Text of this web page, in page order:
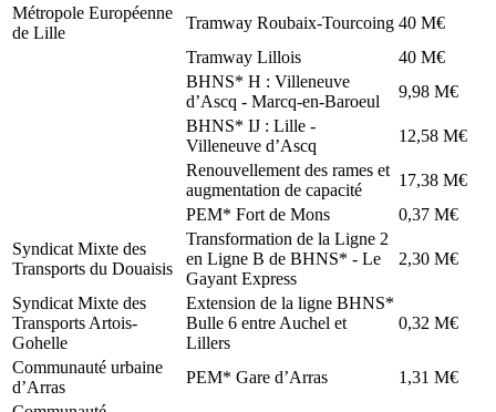
Métropole Européenne
de Lille
Tramway Roubaix-Tourcoing 40 M€
Tramway Lillois
40 M€
BHNS* H : Villeneuve
d’Ascq - Marcq-en-Baroeul
9,98 M€
BHNS* IJ : Lille -
Villeneuve d’Ascq
12,58 M€
Renouvellement des rames et
augmentation de capacité
17,38 M€
PEM* Fort de Mons
0,37 M€
Syndicat Mixte des
Transports du Douaisis
Transformation de la Ligne 2
en Ligne B de BHNS* - Le
Gayant Express
2,30 M€
Syndicat Mixte des
Transports Artois-
Gohelle
Extension de la ligne BHNS*
Bulle 6 entre Auchel et
Lillers
0,32 M€
Communauté urbaine
d’Arras
PEM* Gare d’Arras
1,31 M€